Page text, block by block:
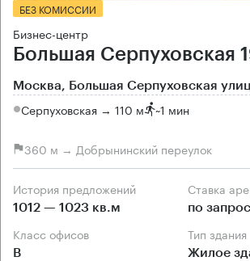
БЕЗ КОМИССИИ
Бизнес-центр
Большая Серпуховская
Москва, Большая Серпуховская
Серпуховская → 110 м ~1 мин
360 м → Добрынинский переулок
История предложений
1012 — 1023 кв.м
Ставка
по
Класс офисов
B
Тип здания
Жилое